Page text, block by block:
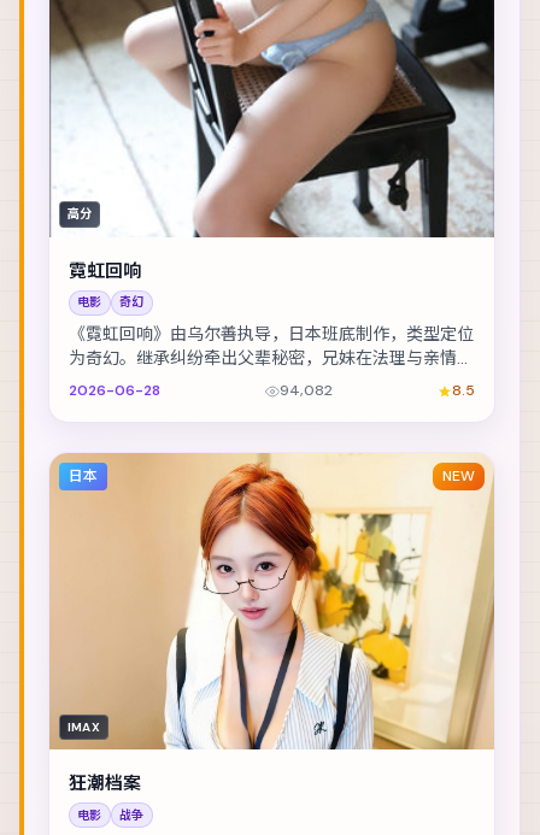
高分
霓虹回响
电影 奇幻
《霓虹回响》由乌尔善执导，日本班底制作，类型定位
为奇幻。继承纠纷牵出父辈秘密，兄妹在法理与亲情间
摇摆。主演包括孙艺珍、提莫西·查拉梅、孔刘 等，...
2026-06-28 94,082 8.5
日本 NEW
IMAX
狂潮档案
电影 战争